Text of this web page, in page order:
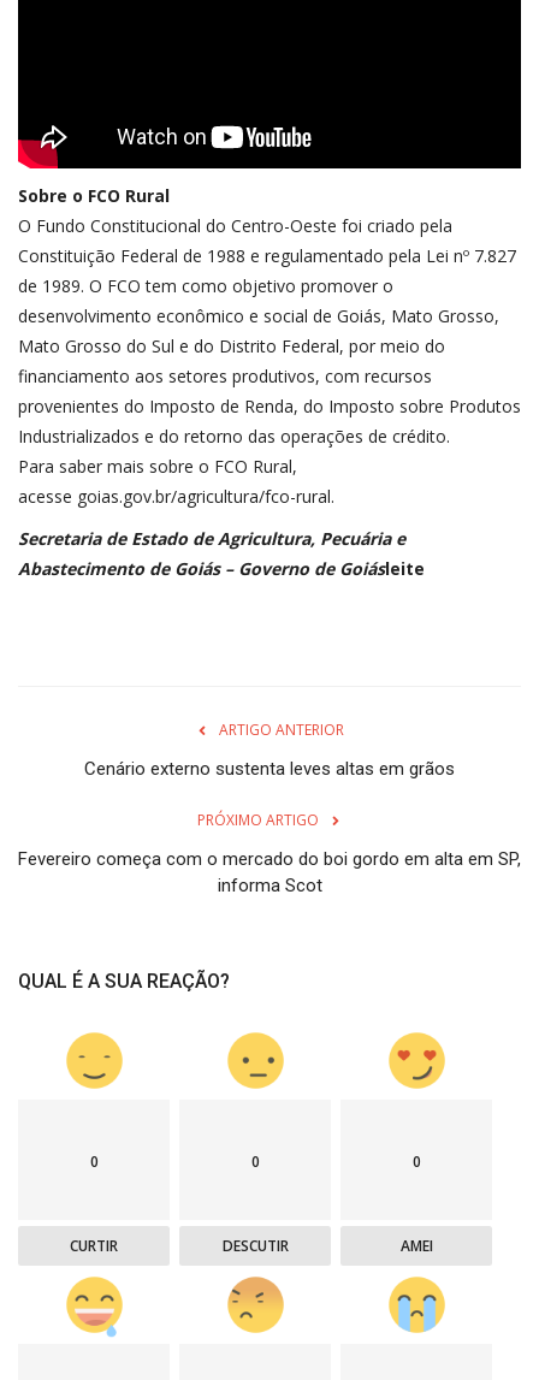
Sobre o FCO Rural
O Fundo Constitucional do Centro-Oeste foi criado pela
Constituição Federal de 1988 e regulamentado pela Lei nº 7.827
de 1989. O FCO tem como objetivo promover o
desenvolvimento econômico e social de Goiás, Mato Grosso,
Mato Grosso do Sul e do Distrito Federal, por meio do
financiamento aos setores produtivos, com recursos
provenientes do Imposto de Renda, do Imposto sobre Produtos
Industrializados e do retorno das operações de crédito.
Para saber mais sobre o FCO Rural,
acesse goias.gov.br/agricultura/fco-rural.
Secretaria de Estado de Agricultura, Pecuária e
Abastecimento de Goiás – Governo de Goiásleite
ARTIGO ANTERIOR
Cenário externo sustenta leves altas em grãos
PRÓXIMO ARTIGO
Fevereiro começa com o mercado do boi gordo em alta em SP,
informa Scot
QUAL É A SUA REAÇÃO?
0
CURTIR
0
DESCUTIR
0
AMEI